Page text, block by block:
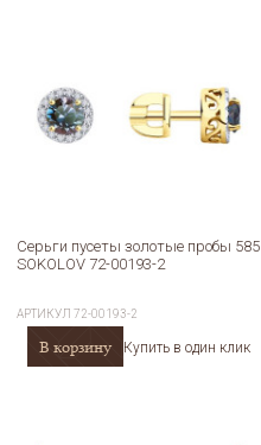
Серьги пусеты золотые пробы 585
SOKOLOV 72-00193-2
АРТИКУЛ72-00193-2
В корзину Купить в один клик